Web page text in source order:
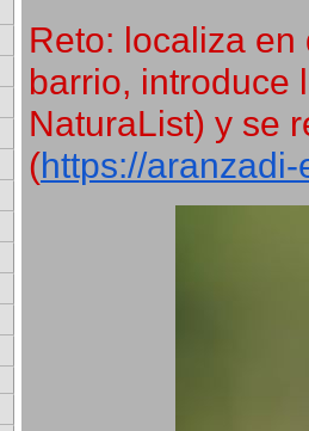
Reto: localiza
barrio, introduce
NaturaList) y se
(https://